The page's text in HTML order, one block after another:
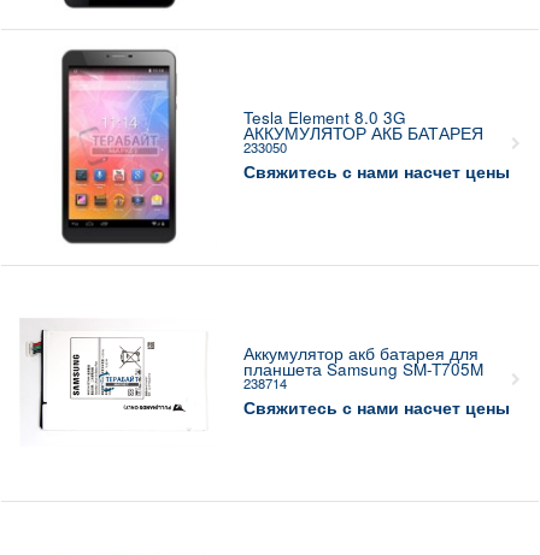
Tesla Element 8.0 3G
АККУМУЛЯТОР АКБ БАТАРЕЯ
233050
Свяжитесь с нами насчет цены
Аккумулятор акб батарея для
планшета Samsung SM-T705M
238714
Свяжитесь с нами насчет цены